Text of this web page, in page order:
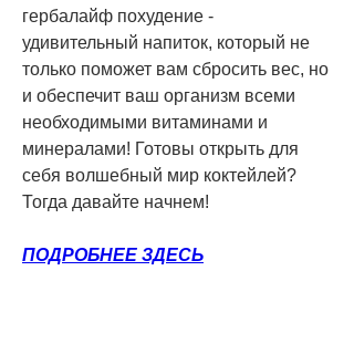
гербалайф похудение -
удивительный напиток, который не
только поможет вам сбросить вес, но
и обеспечит ваш организм всеми
необходимыми витаминами и
минералами! Готовы открыть для
себя волшебный мир коктейлей?
Тогда давайте начнем!
ПОДРОБНЕЕ ЗДЕСЬ